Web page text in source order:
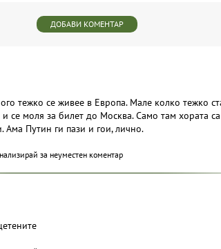
ДОБАВИ КОМЕНТАР
тежко се живее в Европа. Мале колко тежко
и се моля за билет до Москва. Само там хората
Ама Путин ги пази и гои, лично.
за неуместен коментар